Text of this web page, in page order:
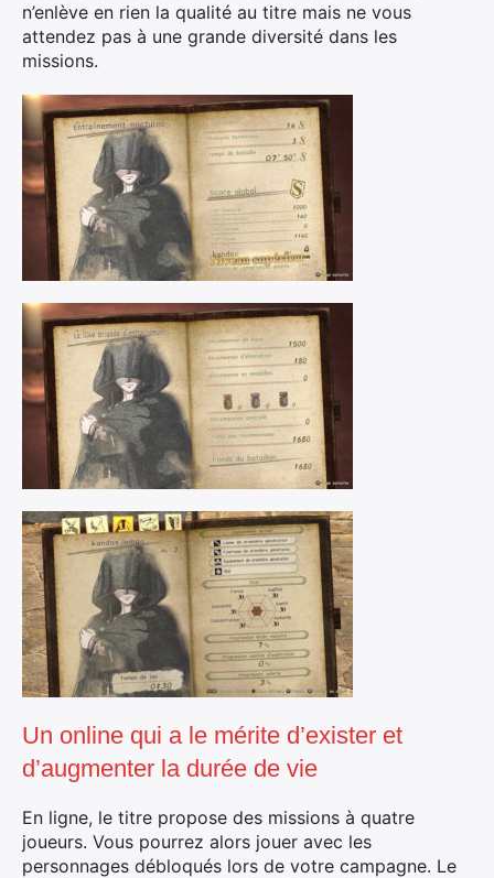
n’enlève en rien la qualité au titre mais ne vous
attendez pas à une grande diversité dans les
missions.
Un online qui a le mérite d’exister et
d’augmenter la durée de vie
En ligne, le titre propose des missions à quatre
joueurs. Vous pourrez alors jouer avec les
personnages débloqués lors de votre campagne. Le